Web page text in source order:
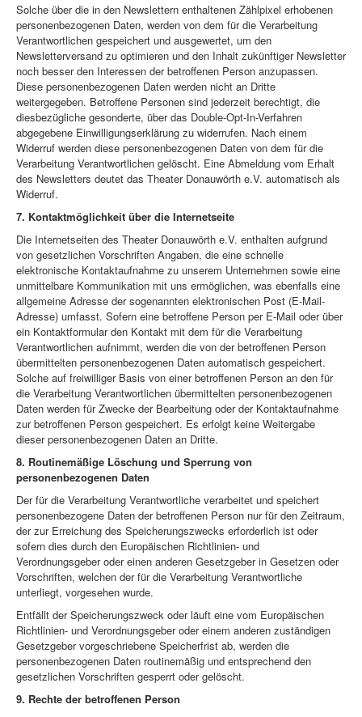
Solche über die in den Newslettern enthaltenen Zählpixel erhobenen
personenbezogenen Daten, werden von dem für die Verarbeitung
Verantwortlichen gespeichert und ausgewertet, um den
Newsletterversand zu optimieren und den Inhalt zukünftiger Newsletter
noch besser den Interessen der betroffenen Person anzupassen.
Diese personenbezogenen Daten werden nicht an Dritte
weitergegeben. Betroffene Personen sind jederzeit berechtigt, die
diesbezügliche gesonderte, über das Double-Opt-In-Verfahren
abgegebene Einwilligungserklärung zu widerrufen. Nach einem
Widerruf werden diese personenbezogenen Daten von dem für die
Verarbeitung Verantwortlichen gelöscht. Eine Abmeldung vom Erhalt
des Newsletters deutet das Theater Donauwörth e.V. automatisch als
Widerruf.
7. Kontaktmöglichkeit über die Internetseite
Die Internetseiten des Theater Donauwörth e.V. enthalten aufgrund
von gesetzlichen Vorschriften Angaben, die eine schnelle
elektronische Kontaktaufnahme zu unserem Unternehmen sowie eine
unmittelbare Kommunikation mit uns ermöglichen, was ebenfalls eine
allgemeine Adresse der sogenannten elektronischen Post (E-Mail-
Adresse) umfasst. Sofern eine betroffene Person per E-Mail oder über
ein Kontaktformular den Kontakt mit dem für die Verarbeitung
Verantwortlichen aufnimmt, werden die von der betroffenen Person
übermittelten personenbezogenen Daten automatisch gespeichert.
Solche auf freiwilliger Basis von einer betroffenen Person an den für
die Verarbeitung Verantwortlichen übermittelten personenbezogenen
Daten werden für Zwecke der Bearbeitung oder der Kontaktaufnahme
zur betroffenen Person gespeichert. Es erfolgt keine Weitergabe
dieser personenbezogenen Daten an Dritte.
8. Routinemäßige Löschung und Sperrung von
personenbezogenen Daten
Der für die Verarbeitung Verantwortliche verarbeitet und speichert
personenbezogene Daten der betroffenen Person nur für den Zeitraum,
der zur Erreichung des Speicherungszwecks erforderlich ist oder
sofern dies durch den Europäischen Richtlinien- und
Verordnungsgeber oder einen anderen Gesetzgeber in Gesetzen oder
Vorschriften, welchen der für die Verarbeitung Verantwortliche
unterliegt, vorgesehen wurde.
Entfällt der Speicherungszweck oder läuft eine vom Europäischen
Richtlinien- und Verordnungsgeber oder einem anderen zuständigen
Gesetzgeber vorgeschriebene Speicherfrist ab, werden die
personenbezogenen Daten routinemäßig und entsprechend den
gesetzlichen Vorschriften gesperrt oder gelöscht.
9. Rechte der betroffenen Person